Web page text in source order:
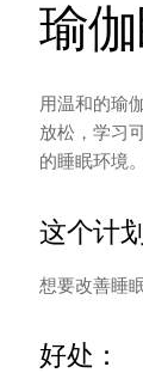
瑜
用温和的瑜
放松，学习
的睡眠环境。
这个计
想要改善睡
好处：